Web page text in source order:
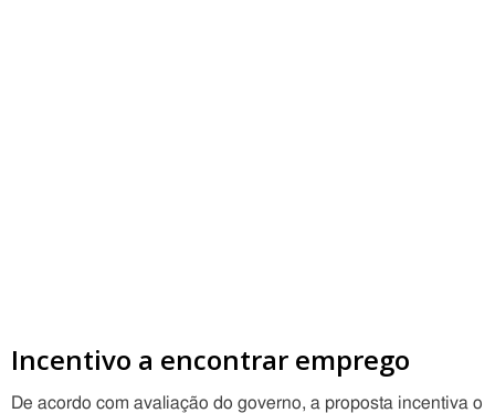
Incentivo a encontrar emprego
De acordo com avaliação do governo, a proposta incentiva o